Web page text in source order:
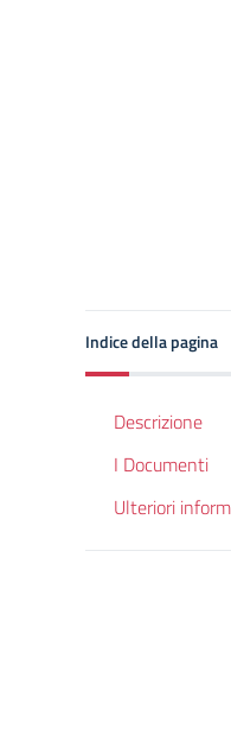
Indice della pagina
Descrizione
I Documenti
Ulteriori